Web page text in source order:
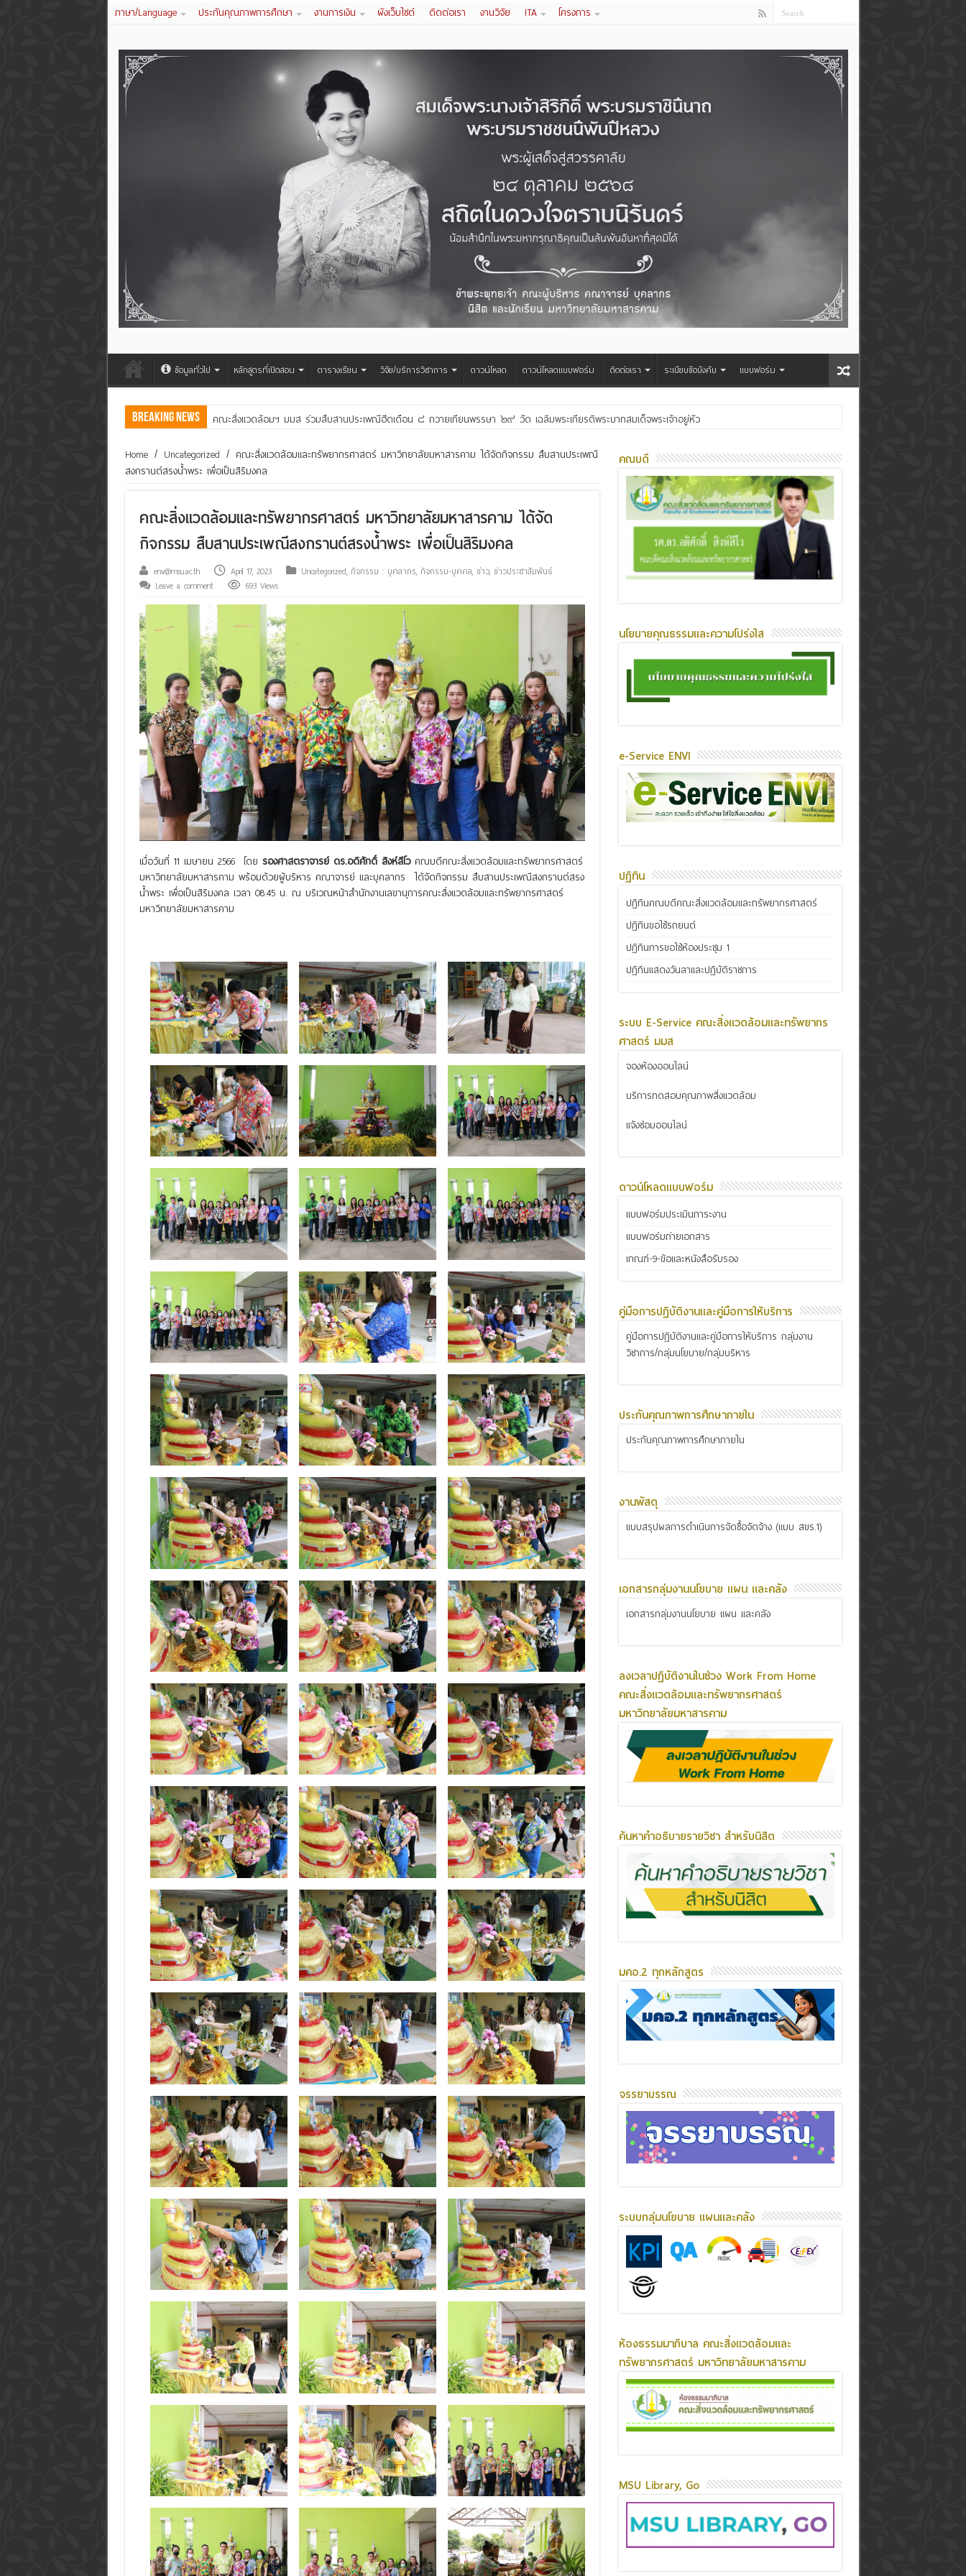
ภาษา/Language ประกันคุณภาพการศึกษา งานการเงิน ผังเว็บไซต์ ติดต่อเรา งานวิจัย ITA โครงการ
ข้อมูลทั่วไป หลักสูตรที่เปิดสอน ตารางเรียน วิจัย/บริการวิชาการ ดาวน์โหลด ดาวน์โหลดแบบฟอร์ม ติดต่อเรา ระเบียบข้อบังคับ แบบฟอร์ม
Breaking News คณะสิ่งแวดล้อมฯ มมส ร่วมต้อนรับและแลกเปลี่ยนเรียนรู้กับบัณฑิตวิทยาลัย ในโครงการ GRAD MSU ROADSHOW 2026
Home / Uncategorized / คณะสิ่งแวดล้อมและทรัพยากรศาสตร์ มหาวิทยาลัยมหาสารคาม ได้จัดกิจกรรม สืบสานประเพณี
สงกรานต์สรงน้ำพระ เพื่อเป็นสิริมงคล
คณะสิ่งแวดล้อมและทรัพยากรศาสตร์ มหาวิทยาลัยมหาสารคาม ได้จัด
กิจกรรม สืบสานประเพณีสงกรานต์สรงน้ำพระ เพื่อเป็นสิริมงคล
env@msu.ac.th April 17, 2023 Uncategorized, กิจกรรม : บุคลากร, กิจกรรม-บุคคล, ข่าว, ข่าวประชาสัมพันธ์
Leave a comment
693 Views
เมื่อวันที่ 11 เมษายน 2566 โดย รองศาสตราจารย์ ดร.อดิศักดิ์ สิงห์สีโวคณบดีคณะสิ่งแวดล้อมและทรัพยากรศาสตร์
มหาวิทยาลัยมหาสารคาม พร้อมด้วยผู้บริหาร คณาจารย์ และบุคลากร ได้จัดกิจกรรม สืบสานประเพณีสงกรานต์สรง
น้ำพระ เพื่อเป็นสิริมงคล เวลา 08.45 น. ณ บริเวณหน้าสำนักงานเลขานุการคณะสิ่งแวดล้อมและทรัพยากรศาสตร์
มหาวิทยาลัยมหาสารคาม
คณบดี
นโยบายคุณธรรมและความโปร่งใส
e-Service ENVI
ปฏิทิน
ปฏิทินคณบดีคณะสิ่งแวดล้อมและทรัพยากรศาสตร์
ปฏิทินขอใช้รถยนต์
ปฏิทินการขอใช้ห้องประชุม 1
ปฏิทินแสดงวันลาและปฏิบัติราชการ
ระบบ E-Service คณะสิ่งแวดล้อมและทรัพยากร
ศาสตร์ มมส
จองห้องออนไลน์
บริการทดสอบคุณภาพสิ่งแวดล้อม
แจ้งซ่อมออนไลน์
ดาวน์โหลดแบบฟอร์ม
แบบฟอร์มประเมินภาระงาน
แบบฟอร์มถ่ายเอกสาร
เกณฑ์-9-ข้อและหนังสือรับรอง
คู่มือการปฏิบัติงานและคู่มือการให้บริการ
คู่มือการปฏิบัติงานและคู่มือการให้บริการ กลุ่มงาน
วิชาการ/กลุ่มนโยบาย/กลุ่มบริหาร
ประกันคุณภาพการศึกษาภายใน
ประกันคุณภาพการศึกษาภายใน
งานพัสดุ
แบบสรุปผลการดำเนินการจัดซื้อจัดจ้าง (แบบ สขร.1)
เอกสารกลุ่มงานนโยบาย แผน และคลัง
เอกสารกลุ่มงานนโยบาย แผน และคลัง
ลงเวลาปฏิบัติงานในช่วง Work From Home
คณะสิ่งแวดล้อมและทรัพยากรศาสตร์
มหาวิทยาลัยมหาสารคาม
ค้นหาคำอธิบายรายวิชา สำหรับนิสิต
มคอ.2 ทุกหลักสูตร
จรรยาบรรณ
ระบบกลุ่มนโยบาย แผนและคลัง
ห้องธรรมมาภิบาล คณะสิ่งแวดล้อมและ
ทรัพยากรศาสตร์ มหาวิทยาลัยมหาสารคาม
MSU Library, Go